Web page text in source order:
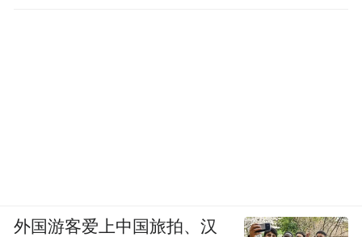
外国游客爱上中国旅拍、汉